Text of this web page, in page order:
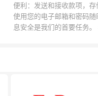
便利：发送和接收款项，存
使用您的电子邮箱和密码
息安全是我们的首要任务